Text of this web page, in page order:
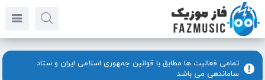
تمامی فعالیت ها مطابق با قوانین جمهوری اسلامی ایران و ستاد
ساماندهی می باشد